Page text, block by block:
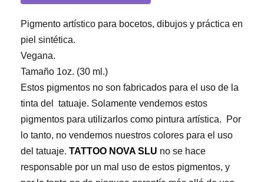
Rember
Eternal
Ink
Pigmento artístico para bocetos, dibujos y práctica en
piel sintética.
Vegana.
Tamaño 1oz. (30 ml.)
Estos pigmentos no son fabricados para el uso de la
tinta del tatuaje. Solamente vendemos estos
pigmentos para utilizarlos como pintura artística. Por
lo tanto, no vendemos nuestros colores para el uso
del tatuaje. TATTOO NOVA SLU no se hace
responsable por un mal uso de estos pigmentos, y